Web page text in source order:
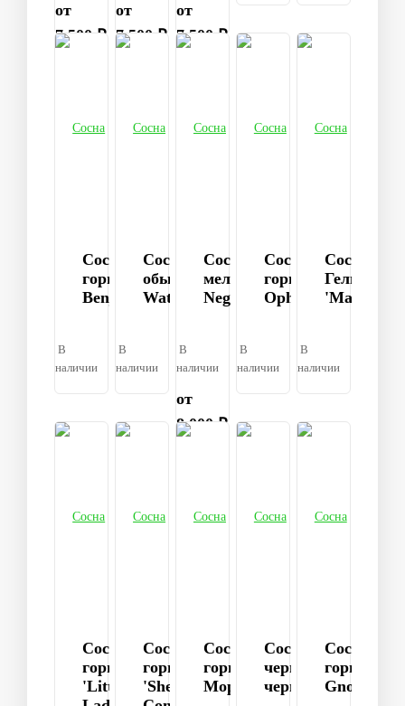
от
7 500 ₽
от
7 500 ₽
от
7 500 ₽
Cосна
горная
Benjamin
В
наличии
Сосна
обыкновенная
Watereri
В
наличии
Сосна
мелкоцветковая
Negishi
В
наличии
от
8 000 ₽
Сосна
горная
Ophir
В
наличии
Сосна
'Malinki'
В
наличии
Сосна
горная
'Little
Сосна
горная
'Sherwood
Сосна
горная
Mops
Сосна
черная
черная
Сосна
горная
Gnom